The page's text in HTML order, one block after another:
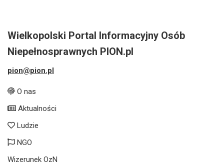
Wielkopolski Portal Informacyjny Osób
Niepełnosprawnych PION.pl
pion@pion.pl
O nas
Aktualności
Ludzie
NGO
Wizerunek OzN